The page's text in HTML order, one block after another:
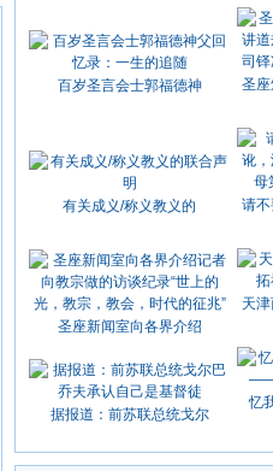
百岁圣言会士郭福德神
圣
有关成义/称义教义的
请不
圣座新闻室向各界介绍
天
据报道：前苏联总统戈尔
忆